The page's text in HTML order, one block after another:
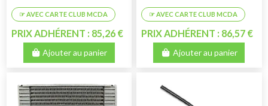
PRIX ADHÉRENT : 85,26 €
Ajouter au panier
PRIX ADHÉRENT : 86,57 €
Ajouter au panier